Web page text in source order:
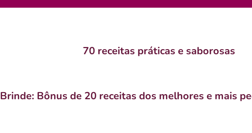
70 receitas práticas e saborosas
Brinde: Bônus de 20 receitas dos melhores e mais